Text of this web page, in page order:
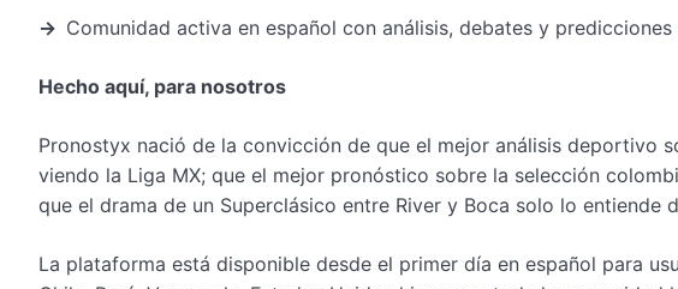
→ Comunidad activa en español con análisis, debates y
Hecho aquí, para nosotros
Pronostyx nació de la convicción de que el mejor análisis deportivo
viendo la Liga MX; que el mejor pronóstico sobre la selección
que el drama de un Superclásico entre River y Boca solo lo entiende
La plataforma está disponible desde el primer día en español para